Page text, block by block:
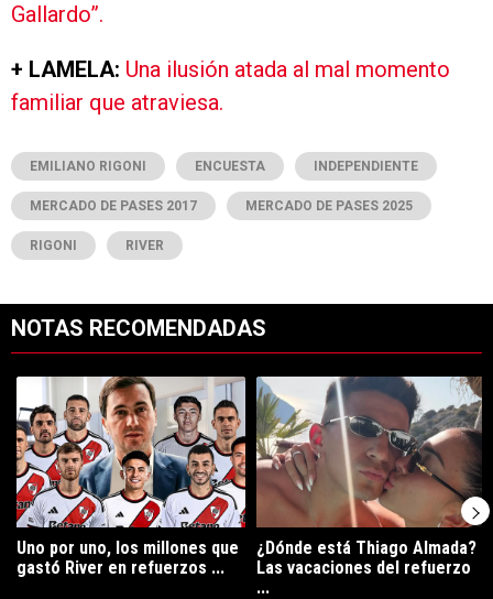
Gallardo”.
+ LAMELA: Una ilusión atada al mal momento
familiar que atraviesa.
EMILIANO RIGONI ENCUESTA INDEPENDIENTE
MERCADO DE PASES 2017 MERCADO DE PASES 2025
RIGONI RIVER
NOTAS RECOMENDADAS
Un artículo de tendencia con el título "Uno por uno, los millones
Uno por uno, los millones que
gastó River en refuerzos ...
Un artículo de tendencia con el
¿Dónde está Thiago Almada?
Las vacaciones del refuerzo
...